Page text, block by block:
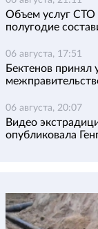
Объем услуг СТО
полугодие
06 августа, 17:51
Бектенов принял
06 августа, 20:07
Видео
опубликовала